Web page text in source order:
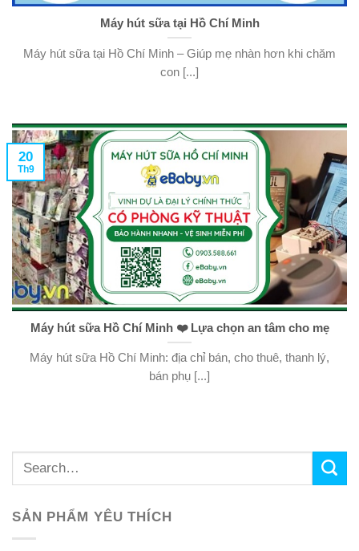
Máy hút sữa tại Hồ Chí Minh
Máy hút sữa tại Hồ Chí Minh – Giúp mẹ nhàn hơn khi chăm
con [...]
Máy hút sữa Hồ Chí Minh ❤️️ Lựa chọn an tâm cho mẹ
Máy hút sữa Hồ Chí Minh: địa chỉ bán, cho thuê, thanh lý,
bán phụ [...]
20
Th9
SẢN PHẨM YÊU THÍCH